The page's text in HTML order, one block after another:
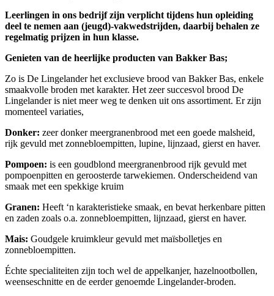
Leerlingen in ons bedrijf zijn verplicht tijdens hun opleiding
deel te nemen aan (jeugd)-vakwedstrijden, daarbij behalen ze
regelmatig prijzen in hun klasse.
Genieten van de heerlijke producten van Bakker Bas;
Zo is De Lingelander het exclusieve brood van Bakker Bas, enkele
smaakvolle broden met karakter. Het zeer succesvol brood De
Lingelander is niet meer weg te denken uit ons assortiment. Er zijn
momenteel variaties,
Donker: zeer donker meergranenbrood met een goede malsheid,
rijk gevuld met zonnebloempitten, lupine, lijnzaad, gierst en haver.
Pompoen: is een goudblond meergranenbrood rijk gevuld met
pompoenpitten en geroosterde tarwekiemen. Onderscheidend van
smaak met een spekkige kruim
Granen: Heeft ‘n karakteristieke smaak, en bevat herkenbare pitten
en zaden zoals o.a. zonnebloempitten, lijnzaad, gierst en haver.
Mais: Goudgele kruimkleur gevuld met maïsbolletjes en
zonnebloempitten.
Échte specialiteiten zijn toch wel de appelkanjer, hazelnootbollen,
weenseschnitte en de eerder genoemde Lingelander-broden.